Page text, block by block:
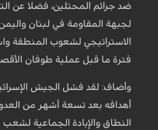
ضد جرائم المحتلين، فضلا عن
لجبهة المقاومة في لبنان
الاستراتيجي لشعوب المنطقة
فترة ما قبل عملية طوفان
وأضاف: لقد فشل الجيش
أهدافه بعد تسعة أشهر من
النطاق والإبادة الجماعية لشعب